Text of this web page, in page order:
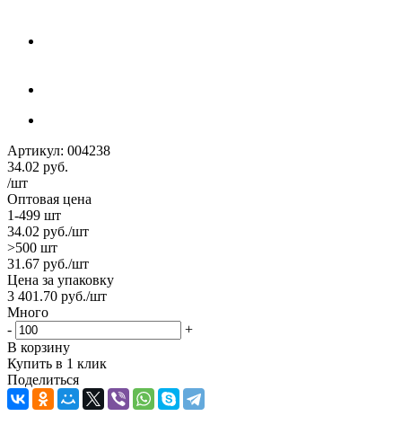
Артикул: 004238
34.02 руб.
/шт
Оптовая цена
1-499 шт
34.02 руб./шт
>500 шт
31.67 руб./шт
Цена за упаковку
3 401.70 руб./шт
Много
-
+
В корзину
Купить в 1 клик
Поделиться